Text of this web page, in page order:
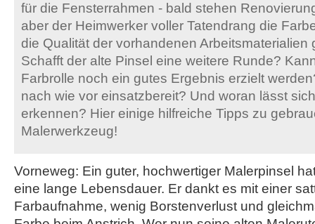
für die Fensterrahmen - bald stehen
aber der Heimwerker voller Tatendrang die
die Qualität der vorhandenen Arbeitsmaterialien
Schafft der alte Pinsel eine weitere Runde?
Farbrolle noch ein gutes Ergebnis erzielt
nach wie vor einsatzbereit? Und woran lässt
erkennen? Hier einige hilfreiche Tipps zu
Malerwerkzeug!
Vorneweg: Ein guter, hochwertiger Malerpinsel
eine lange Lebensdauer. Er dankt es mit einer
Farbaufnahme, wenig Borstenverlust und